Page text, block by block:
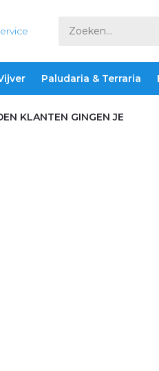
Paludaria & Terraria
KLANTEN GINGEN JE